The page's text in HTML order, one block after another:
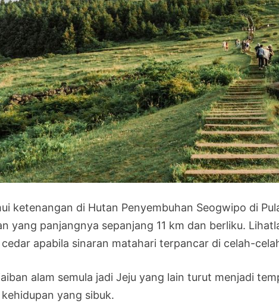
ketenangan di Hutan Penyembuhan Seogwipo di
yang panjangnya sepanjang 11 km dan berliku.
apabila sinaran matahari terpancar di celah-
alam semula jadi Jeju yang lain turut menjadi
yang sibuk.